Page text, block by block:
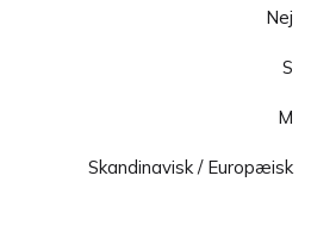
Nej
S
M
Skandinavisk / Europæisk